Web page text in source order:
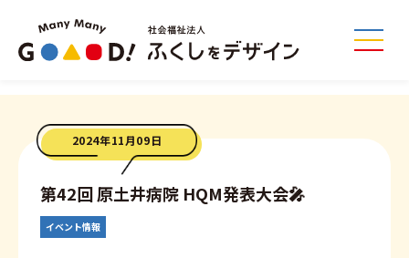
2024年11月09日
第42回 原土井病院 HQM発表大会🎤
イベント情報